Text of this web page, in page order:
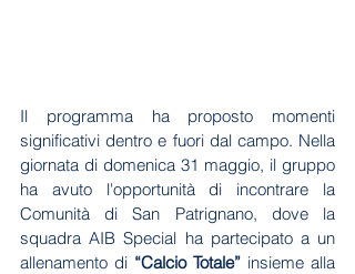
Il programma ha proposto momenti
significativi dentro e fuori dal campo. Nella
giornata di domenica 31 maggio, il gruppo
ha avuto l'opportunità di incontrare la
Comunità di San Patrignano, dove la
squadra AIB Special ha partecipato a un
allenamento di “Calcio Totale” insieme alla